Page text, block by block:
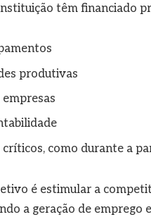
têm financiado
produtivas
como durante a
é estimular a
a geração de emprego